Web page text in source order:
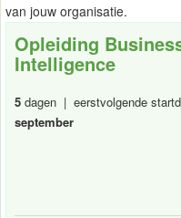
van jouw organisatie.
Opleiding
Intelligence
5 dagen | eerstvolgende
september